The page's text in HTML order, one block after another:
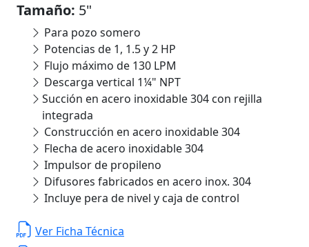
Tamaño: 5"
Para pozo somero
Potencias de 1, 1.5 y 2 HP
Flujo máximo de 130 LPM
Descarga vertical 1¼" NPT
Succión en acero inoxidable 304 con rejilla
integrada
Construcción en acero inoxidable 304
Flecha de acero inoxidable 304
Impulsor de propileno
Difusores fabricados en acero inox. 304
Incluye pera de nivel y caja de control
Ver Ficha Técnica